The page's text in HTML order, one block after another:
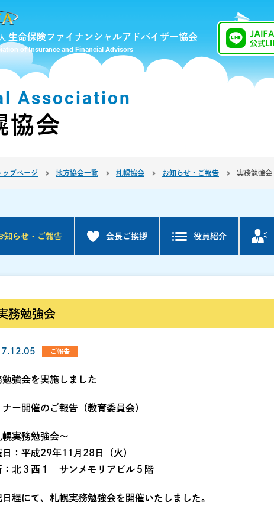
生命保険ファイナンシャルアドバイザー協会
of Insurance and Financial Advisors
Association
協会
ップページ 地方協会一覧 札幌協会 お知らせ・ご報告 実務勉強会
知らせ・ ご報告 会長ご挨拶 役員紹介
務勉強会
ご報告
勉強会を実施しました
ナー開催のご報告（教育委員会）
幌実務勉強会～
日：平成29年11月28日（火）
：北３西１ サンメモリアビル５階
日程にて、札幌実務勉強会を開催いたしました。